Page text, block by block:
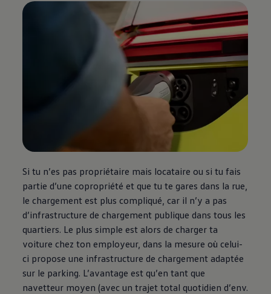
Si tu n’es pas propriétaire mais locataire ou si tu fais
partie d’une copropriété et que tu te gares dans la rue,
le chargement est plus compliqué, car il n’y a pas
d’infrastructure de chargement publique dans tous les
quartiers. Le plus simple est alors de charger ta
voiture chez ton employeur, dans la mesure où celui-
ci propose une infrastructure de chargement adaptée
sur le parking. L’avantage est qu’en tant que
navetteur moyen (avec un trajet total quotidien d’env.